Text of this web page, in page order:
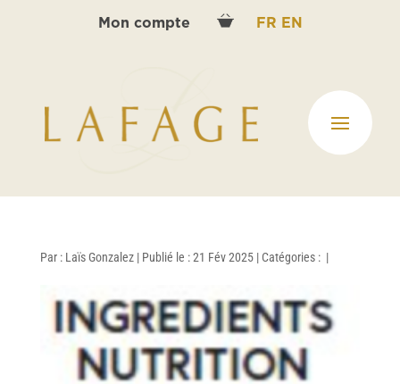
Mon compte FR EN
Par : Laïs Gonzalez | Publié le : 21 Fév 2025 | Catégories : |